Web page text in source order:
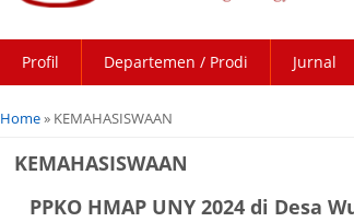
Profil Departemen / Prodi Jurnal
You are here
Home» KEMAHASISWAAN
KEMAHASISWAAN
PPKO HMAP UNY 2024 di Desa